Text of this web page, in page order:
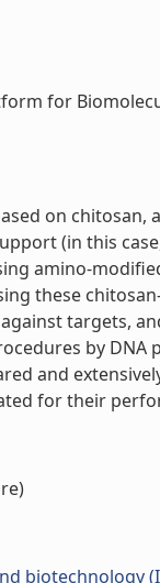
for
on chitosan,
(in this
amino-
these
targets,
by
and
for their
biotechnology